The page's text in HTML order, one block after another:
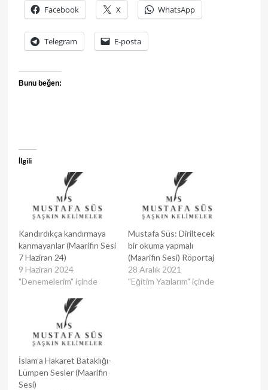
Facebook X WhatsApp
Telegram E-posta
Bunu beğen:
İlgili
Kandırdıkça kandırmaya
kanmayanlar (Maarifin Sesi
7 Haziran 24)
9 Haziran 2024
"Denemelerim" içinde
Mustafa Süs: Diriltecek
bir okuma yapmalı
(Maarifin Sesi) Röportaj
28 Aralık 2021
"Eğitim Yazılarım" içinde
İslam’a Hakaret Bataklığı-
Lümpen Sesler (Maarifin
Sesi)